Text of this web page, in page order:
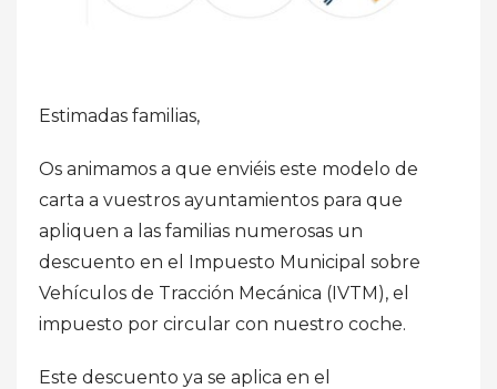
Estimadas familias,
Os animamos a que enviéis este modelo de
carta a vuestros ayuntamientos para que
apliquen a las familias numerosas un
descuento en el Impuesto Municipal sobre
Vehículos de Tracción Mecánica (IVTM), el
impuesto por circular con nuestro coche.
Este descuento ya se aplica en el